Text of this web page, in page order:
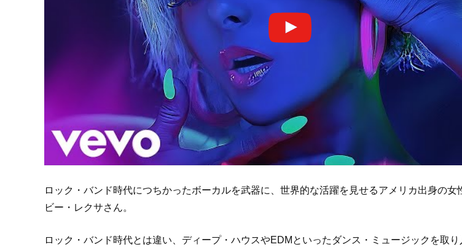
ロック・バンド時代につちかったボーカルを武器に、世界的な活躍を見せるアメリカ出身の女
ビー・レクサさん。
ロック・バンド時代とは違い、ディープ・ハウスやEDMといったダンス・ミュージックを取り